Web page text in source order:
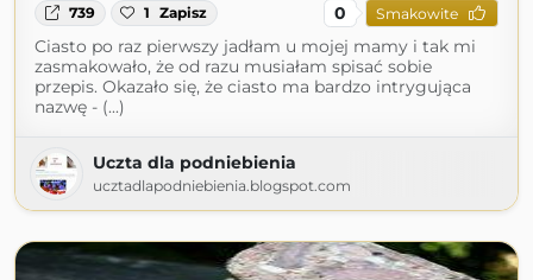
739 1 Zapisz 0 Smakowite
Ciasto po raz pierwszy jadłam u mojej mamy i tak mi
zasmakowało, że od razu musiałam spisać sobie
przepis. Okazało się, że ciasto ma bardzo intrygująca
nazwę - (...)
Uczta dla podniebienia
ucztadlapodniebienia.blogspot.com